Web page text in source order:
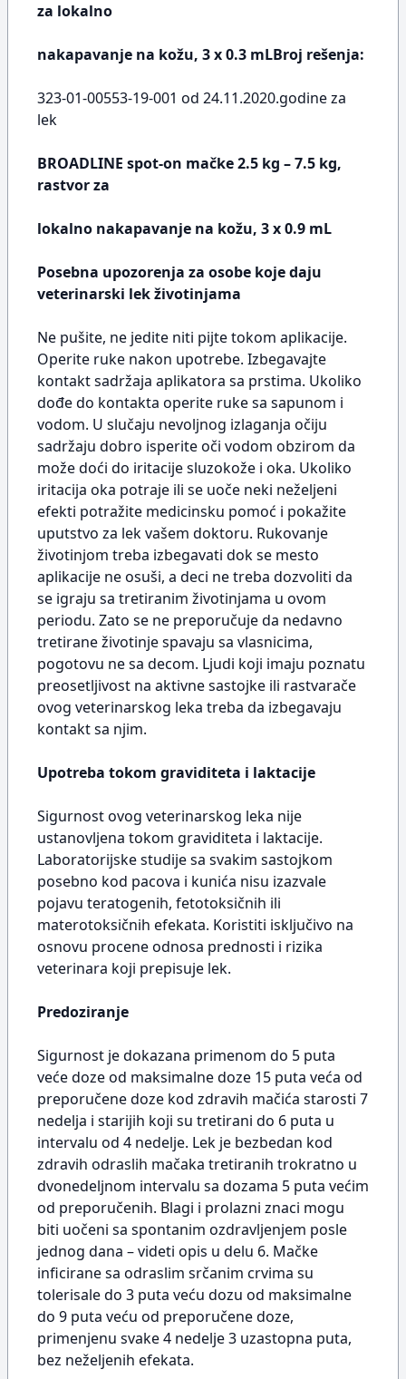
za lokalno
nakapavanje na kožu, 3 x 0.3 mLBroj rešenja:
323-01-00553-19-001 od 24.11.2020.godine za
lek
BROADLINE spot-on mačke 2.5 kg – 7.5 kg,
rastvor za
lokalno nakapavanje na kožu, 3 x 0.9 mL
Posebna upozorenja za osobe koje daju
veterinarski lek životinjama
Ne pušite, ne jedite niti pijte tokom aplikacije.
Operite ruke nakon upotrebe. Izbegavajte
kontakt sadržaja aplikatora sa prstima. Ukoliko
dođe do kontakta operite ruke sa sapunom i
vodom. U slučaju nevoljnog izlaganja očiju
sadržaju dobro isperite oči vodom obzirom da
može doći do iritacije sluzokože i oka. Ukoliko
iritacija oka potraje ili se uoče neki neželjeni
efekti potražite medicinsku pomoć i pokažite
uputstvo za lek vašem doktoru. Rukovanje
životinjom treba izbegavati dok se mesto
aplikacije ne osuši, a deci ne treba dozvoliti da
se igraju sa tretiranim životinjama u ovom
periodu. Zato se ne preporučuje da nedavno
tretirane životinje spavaju sa vlasnicima,
pogotovu ne sa decom. Ljudi koji imaju poznatu
preosetljivost na aktivne sastojke ili rastvarače
ovog veterinarskog leka treba da izbegavaju
kontakt sa njim.
Upotreba tokom graviditeta i laktacije
Sigurnost ovog veterinarskog leka nije
ustanovljena tokom graviditeta i laktacije.
Laboratorijske studije sa svakim sastojkom
posebno kod pacova i kunića nisu izazvale
pojavu teratogenih, fetotoksičnih ili
materotoksičnih efekata. Koristiti isključivo na
osnovu procene odnosa prednosti i rizika
veterinara koji prepisuje lek.
Predoziranje
Sigurnost je dokazana primenom do 5 puta
veće doze od maksimalne doze 15 puta veća od
preporučene doze kod zdravih mačića starosti 7
nedelja i starijih koji su tretirani do 6 puta u
intervalu od 4 nedelje. Lek je bezbedan kod
zdravih odraslih mačaka tretiranih trokratno u
dvonedeljnom intervalu sa dozama 5 puta većim
od preporučenih. Blagi i prolazni znaci mogu
biti uočeni sa spontanim ozdravljenjem posle
jednog dana – videti opis u delu 6. Mačke
inficirane sa odraslim srčanim crvima su
tolerisale do 3 puta veću dozu od maksimalne
do 9 puta veću od preporučene doze,
primenjenu svake 4 nedelje 3 uzastopna puta,
bez neželjenih efekata.